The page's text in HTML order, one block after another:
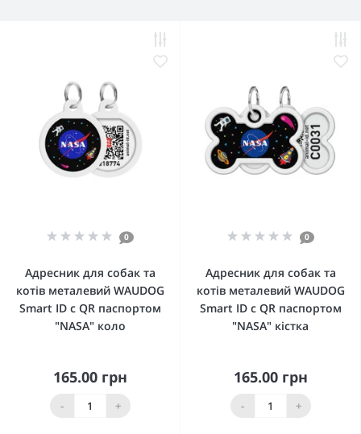
0
Адресник для собак та
котів металевий WAUDOG
Smart ID c QR паспортом
"NASA" коло
165.00 грн
- +
0
Адресник для собак та
котів металевий WAUDOG
Smart ID c QR паспортом
"NASA" кістка
165.00 грн
- +